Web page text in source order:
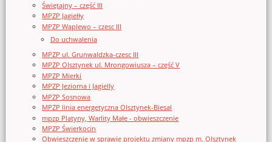
Świętajny – część III
MPZP Jagiełły
MPZP Waplewo – czesc III
Do uchwalenia
MPZP ul. Grunwaldzka-czesc III
MPZP Olsztynek ul. Mrongowiusza – część V
MPZP Mierki
MPZP Jeziorna i Jagielly
MPZP Sosnowa
MPZP linia energetyczna Olsztynek-Biesal
mpzp Platyny, Warlity Małe - obwieszczenie
MPZP Świerkocin
Obwieszczenie w sprawie projektu zmiany mpzp m. Olsztynek